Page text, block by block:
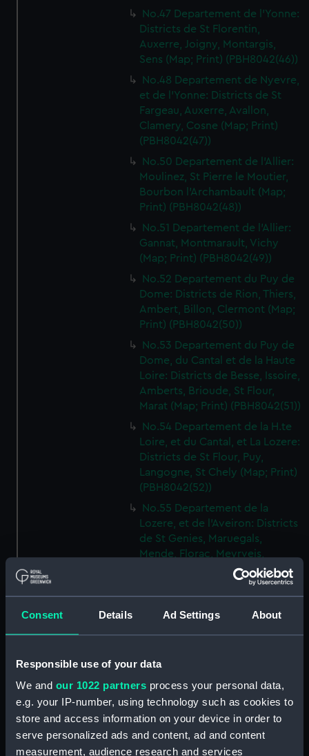
Consent Details Ad Settings About
Responsible use of your data
We and our 1022 partners process your personal data,
e.g. your IP-number, using technology such as cookies to
store and access information on your device in order to
serve personalized ads and content, ad and content
measurement, audience research and services
No.47 Departement de l'Yonne:
Districts de St Florentin,
Auxerre, Joigny, Montargis,
Sens (Map; Print) (PBH8042(46))
No.48 Departement de Nyevre,
et de l'Yonne: Districts de St
Fargeau, Auxerre, Avallon,
Clamery, Cosne (Map; Print)
(PBH8042(47))
No.50 Departement de l'Allier:
Moulinez, St Pierre le Moutier,
Bourbon l'Archambault (Map;
Print) (PBH8042(48))
No.51 Departement de l'Allier:
Gannat, Montmarault, Vichy
(Map; Print) (PBH8042(49))
No.52 Departement du Puy de
Dome: Districts de Rion, Thiers,
Ambert, Billon, Clermont (Map;
Print) (PBH8042(50))
No.53 Departement du Puy de
Dome, du Cantal et de la Haute
Loire: Districts de Besse, Issoire,
Amberts, Brioude, St Flour,
Marat (Map; Print) (PBH8042(51))
No.54 Departement de la H.te
Loire, et du Cantal, et La Lozere:
Districts de St Flour, Puy,
Langogne, St Chely (Map; Print)
(PBH8042(52))
No.55 Departement de la
Lozere, et de l'Aveiron: Districts
de St Genies, Maruegals,
Mende, Florac, Meyrveis,
Severac (Map; Print)
l'Aveiron, et du Gard: Districts
de Milhau, Vigan, St Affrique
No.57 Departement de
l'Herault: Districts de Lodeve,
Bezier, St Pons (Map; Print)
(PBH8042(55))
No.58 Departement de l'Aude:
District de Narbonne (Map;